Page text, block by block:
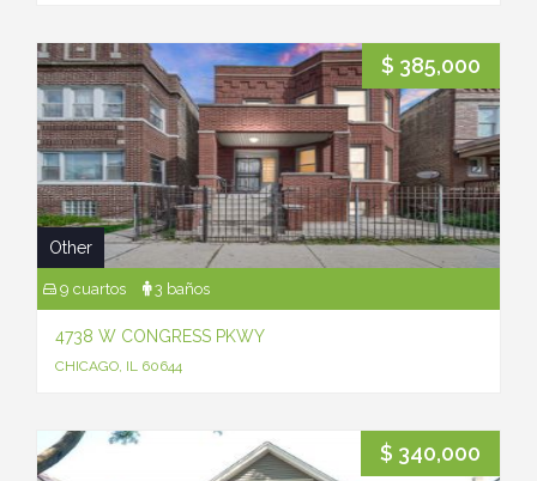
$ 385,000
Other
9 cuartos 3 baños
4738 W CONGRESS PKWY
CHICAGO, IL 60644
$ 340,000